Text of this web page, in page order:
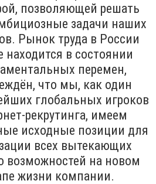
позволяющей решать
задачи наших
Рынок труда в России
находится в состоянии
перемен,
что мы, как один
глобальных игроков
рекрутинга, имеем
исходные позиции для
всех вытекающих
возможностей на новом
жизни компании.